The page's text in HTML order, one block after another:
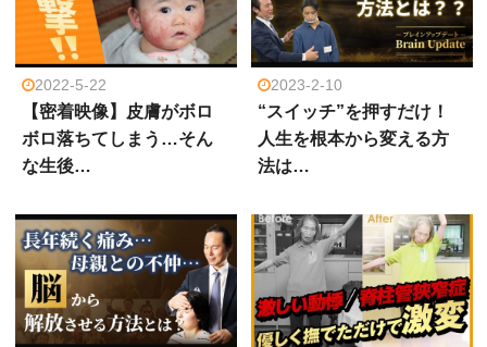
2022-5-22
【密着映像】皮膚がボロ
ボロ落ちてしまう…そん
な生後…
2023-2-10
“スイッチ”を押すだけ！
人生を根本から変える方
法は…